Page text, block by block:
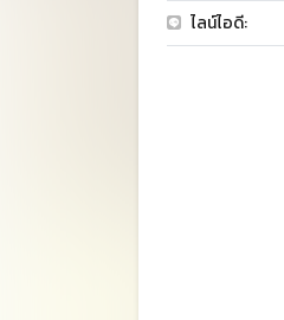
ไลน์ไอดี: